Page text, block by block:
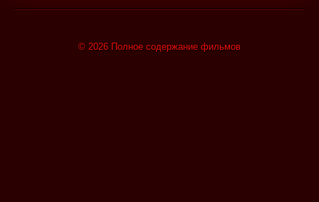
© 2026 Полное содержание фильмов